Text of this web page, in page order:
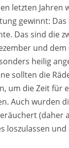
letzten Jahren
gewinnt: Das
Das sind die
und dem
heilig
sollten die
um die Zeit für
Auch wurden
(daher
loszulassen